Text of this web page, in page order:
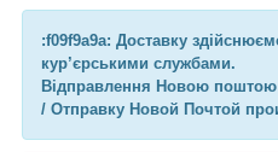
:f09f9a9a: Доставку
кур’єрськими службами.
Відправлення Новою
/ Отправку Новой Почтой